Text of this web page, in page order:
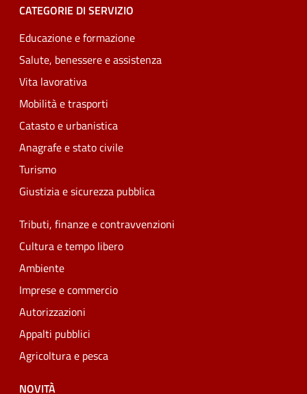
CATEGORIE DI SERVIZIO
Educazione e formazione
Salute, benessere e assistenza
Vita lavorativa
Mobilità e trasporti
Catasto e urbanistica
Anagrafe e stato civile
Turismo
Giustizia e sicurezza pubblica
Tributi, finanze e contravvenzioni
Cultura e tempo libero
Ambiente
Imprese e commercio
Autorizzazioni
Appalti pubblici
Agricoltura e pesca
NOVITÀ